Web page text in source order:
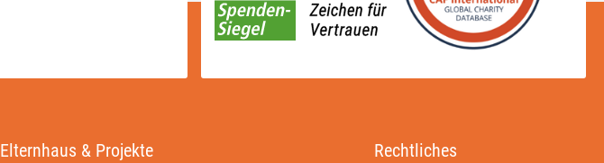
Elternhaus & Projekte Rechtliches